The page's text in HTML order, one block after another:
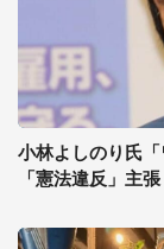
小林よしのり氏
「憲法違反」主張